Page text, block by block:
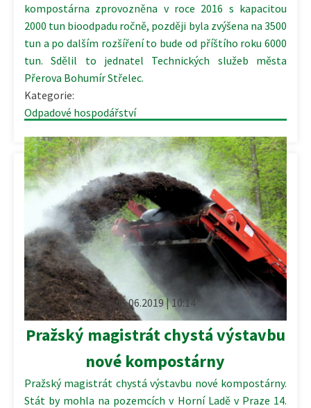
kompostárna zprovozněna v roce 2016 s kapacitou
2000 tun bioodpadu ročně, později byla zvýšena na 3500
tun a po dalším rozšíření to bude od příštího roku 6000
tun. Sdělil to jednatel Technických služeb města
Přerova Bohumír Střelec.
Kategorie:
Odpadové hospodářství
05.06.2019 | 10:14
Pražský magistrát chystá výstavbu
nové kompostárny
Pražský magistrát chystá výstavbu nové kompostárny.
Stát by mohla na pozemcích v Horní Ladě v Praze 14.